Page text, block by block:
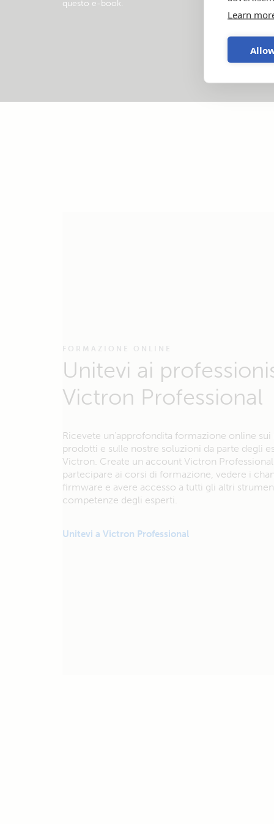
Learn
questo e-book.
FORMAZIONE ONLINE
Unitevi ai
Victron Professional
Ricevete un’approfondita formazione online sui
prodotti e sulle nostre soluzioni da parte degli
Victron. Create un account Victron
partecipare ai corsi di formazione, vedere i
firmware e avere accesso a tutti gli altri
competenze degli esperti.
Unitevi a Victron Professional